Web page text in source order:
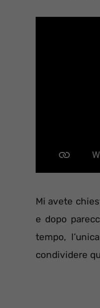
Mi avete
e dopo
tempo,
condividere